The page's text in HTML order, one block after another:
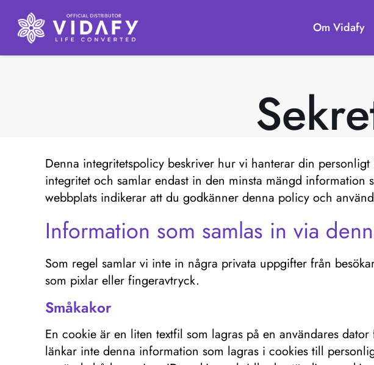
Om Vidafy
Denna integritetspolicy beskriver hur vi hanterar din
integritet och samlar endast in den minsta mängd
webbplats indikerar att du godkänner denna policy och
Information som samlas in via
Som regel samlar vi inte in några privata uppgifter från
som pixlar eller fingeravtryck.
Småkakor
En cookie är en liten textfil som lagras på en användares
länkar inte denna information som lagras i cookies till